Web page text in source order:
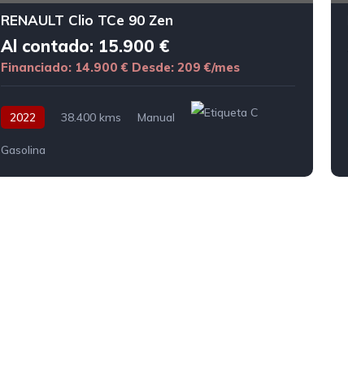
RENAULT Clio TCe 90 Zen
Al contado: 15.900 €
Financiado: 14.900 € Desde: 209 €/mes
2022 38.400 kms Manual
Gasolina